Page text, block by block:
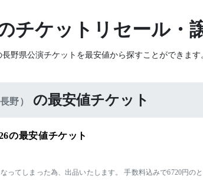
チケットリセール・
野県公演チケットを最安値から探すことができま
長野） の最安値チケット
の最安値チケット
ってしまった為、出品いたします。 手数料込みで6720円の